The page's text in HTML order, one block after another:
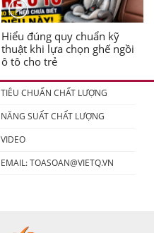
Hiểu đúng quy chuẩn kỹ
thuật khi lựa chọn ghế ngồi
ô tô cho trẻ
TIÊU CHUẨN CHẤT LƯỢNG
NĂNG SUẤT CHẤT LƯỢNG
VIDEO
EMAIL:TOASOAN@VIETQ.VN